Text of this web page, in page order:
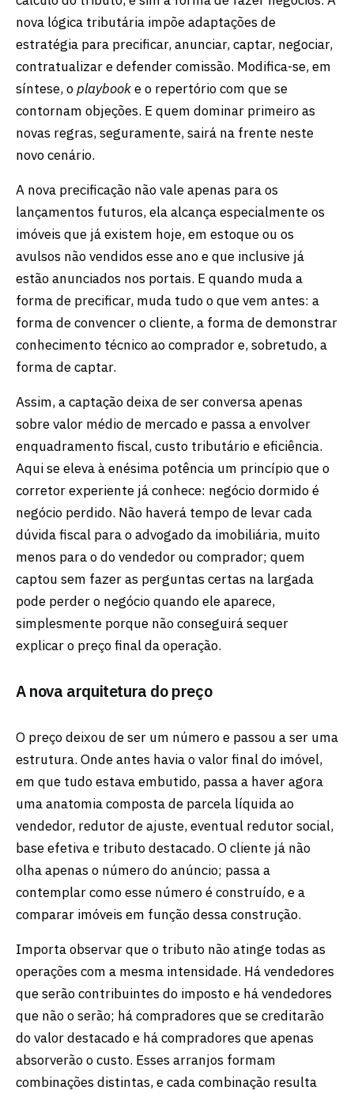
nova lógica tributária impõe adaptações de
estratégia para precificar, anunciar, captar, negociar,
contratualizar e defender comissão. Modifica-se, em
síntese, oplaybooke o repertório com que se
contornam objeções. E quem dominar primeiro as
novas regras, seguramente, sairá na frente neste
novo cenário.
A nova precificação não vale apenas para os
lançamentos futuros, ela alcança especialmente os
imóveis que já existem hoje, em estoque ou os
avulsos não vendidos esse ano e que inclusive já
estão anunciados nos portais. E quando muda a
forma de precificar, muda tudo o que vem antes: a
forma de convencer o cliente, a forma de demonstrar
conhecimento técnico ao comprador e, sobretudo, a
forma de captar.
Assim, a captação deixa de ser conversa apenas
sobre valor médio de mercado e passa a envolver
enquadramento fiscal, custo tributário e eficiência.
Aqui se eleva à enésima potência um princípio que o
corretor experiente já conhece: negócio dormido é
negócio perdido. Não haverá tempo de levar cada
dúvida fiscal para o advogado da imobiliária, muito
menos para o do vendedor ou comprador; quem
captou sem fazer as perguntas certas na largada
pode perder o negócio quando ele aparece,
simplesmente porque não conseguirá sequer
explicar o preço final da operação.
A nova arquitetura do preço
O preço deixou de ser um número e passou a ser uma
estrutura. Onde antes havia o valor final do imóvel,
em que tudo estava embutido, passa a haver agora
uma anatomia composta de parcela líquida ao
vendedor, redutor de ajuste, eventual redutor social,
base efetiva e tributo destacado. O cliente já não
olha apenas o número do anúncio; passa a
contemplar como esse número é construído, e a
comparar imóveis em função dessa construção.
Importa observar que o tributo não atinge todas as
operações com a mesma intensidade. Há vendedores
que serão contribuintes do imposto e há vendedores
que não o serão; há compradores que se creditarão
do valor destacado e há compradores que apenas
absorverão o custo. Esses arranjos formam
combinações distintas, e cada combinação resulta